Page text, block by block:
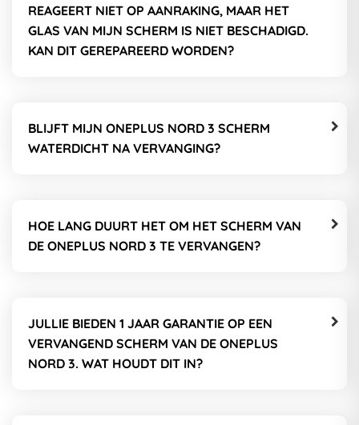
REAGEERT NIET OP AANRAKING, MAAR HET
GLAS VAN MIJN SCHERM IS NIET BESCHADIGD.
KAN DIT GEREPAREERD WORDEN?
BLIJFT MIJN ONEPLUS NORD 3 SCHERM
WATERDICHT NA VERVANGING?
HOE LANG DUURT HET OM HET SCHERM VAN
DE ONEPLUS NORD 3 TE VERVANGEN?
JULLIE BIEDEN 1 JAAR GARANTIE OP EEN
VERVANGEND SCHERM VAN DE ONEPLUS
NORD 3. WAT HOUDT DIT IN?